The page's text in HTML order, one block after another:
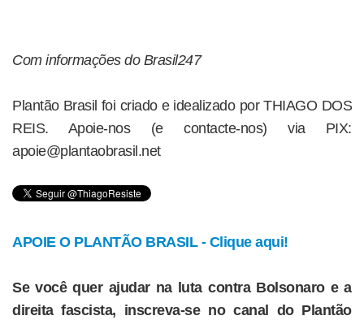
Com informações do Brasil247
Plantão Brasil foi criado e idealizado por THIAGO DOS
REIS. Apoie-nos (e contacte-nos) via PIX:
apoie@plantaobrasil.net
APOIE O PLANTÃO BRASIL - Clique aqui!
Se você quer ajudar na luta contra Bolsonaro e a
direita fascista, inscreva-se no canal do Plantão